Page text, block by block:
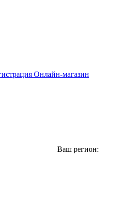
Онлайн-магазин
Ваш регион: